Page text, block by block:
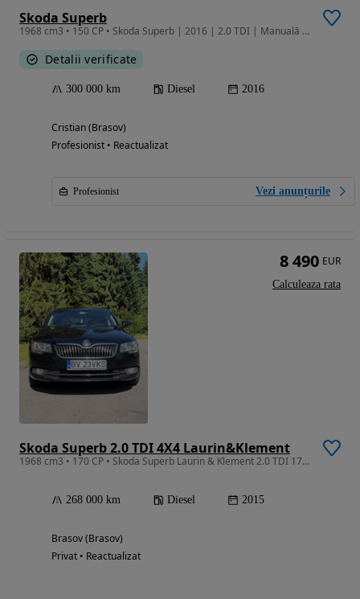
Skoda Superb
1968 cm3 • 150 CP • Skoda Superb | 2016 | 2.0 TDI | Manuală | 183.944 km
Detalii verificate
300 000 km Diesel 2016
Cristian (Brasov)
Profesionist • Reactualizat
Profesionist Vezi anunțurile
Skoda Superb 2.0 TDI 4X4 Laurin&Klement
1968 cm3 • 170 CP • Skoda Superb Laurin & Klement 2.0 TDI 170 CP DSG 4x4 | 2015
268 000 km Diesel 2015
Brasov (Brasov)
Privat • Reactualizat
8 490 EUR
Calculeaza rata